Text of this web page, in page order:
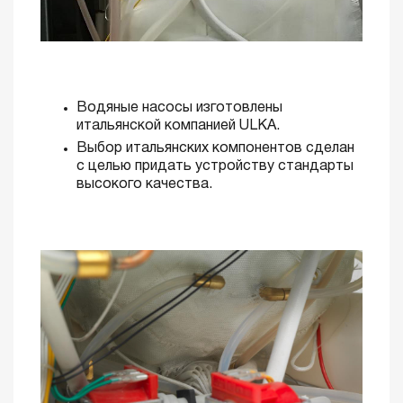
Водяные насосы изготовлены
итальянской компанией ULKA.
Выбор итальянских компонентов сделан
с целью придать устройству стандарты
высокого качества.